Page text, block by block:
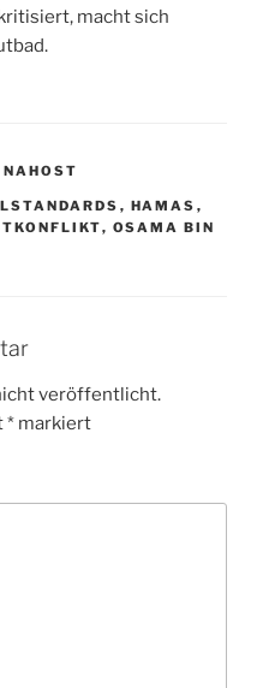
macht sich
NAHOST
, HAMAS ,
, OSAMA BIN
veröffentlicht.
* markiert